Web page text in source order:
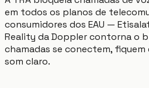
em todos os planos de
consumidores dos EAU — Etisalat
Reality da Doppler contorna o
chamadas se conectem,
som claro.